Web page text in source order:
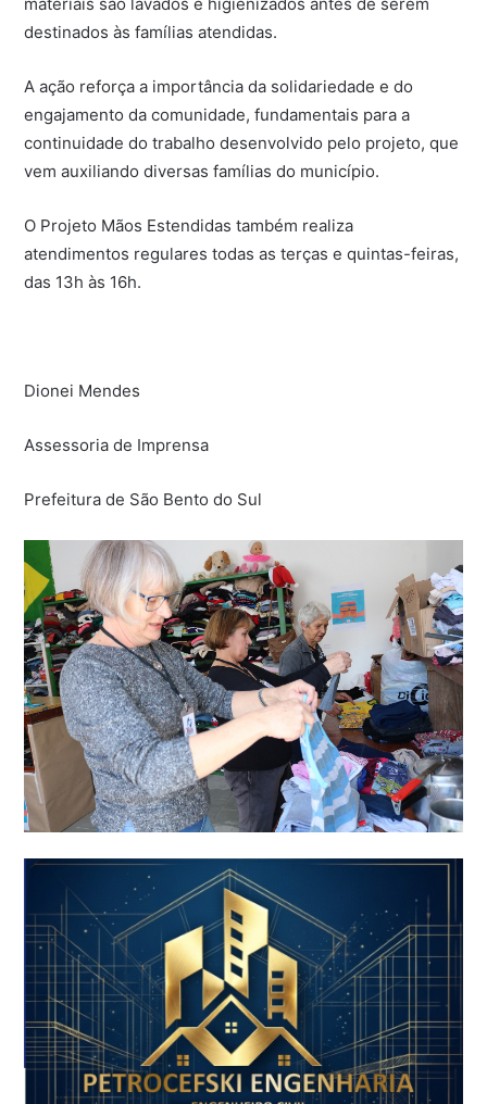
destinados às famílias atendidas.
A ação reforça a importância da solidariedade e do
engajamento da comunidade, fundamentais para a
continuidade do trabalho desenvolvido pelo projeto, que
vem auxiliando diversas famílias do município.
O Projeto Mãos Estendidas também realiza
atendimentos regulares todas as terças e quintas-feiras,
das 13h às 16h.
Dionei Mendes
Assessoria de Imprensa
Prefeitura de São Bento do Sul